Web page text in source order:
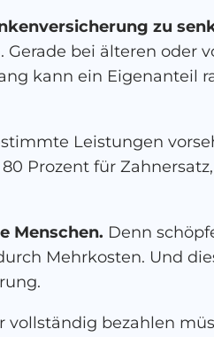
zu
bei älteren oder
kann ein Eigenanteil
Leistungen
Prozent für
Menschen. Denn
Mehrkosten. Und
vollständig bezahlen